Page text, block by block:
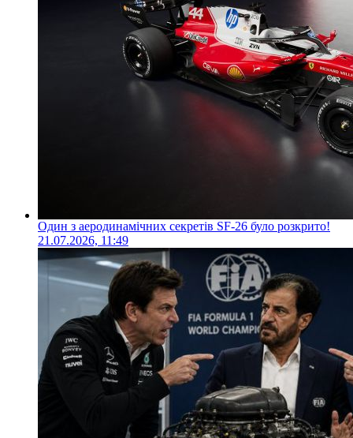
Один з аеродинамічних секретів SF-26 було розкрито!
21.07.2026, 11:49